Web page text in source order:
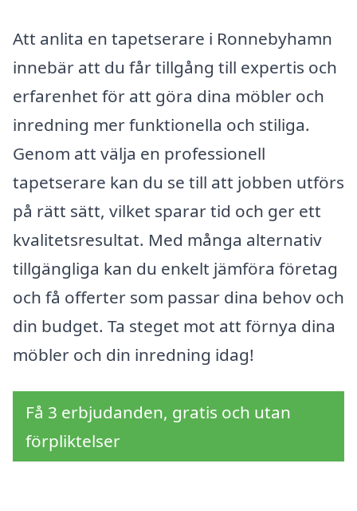
Att anlita en tapetserare i Ronnebyhamn
innebär att du får tillgång till expertis och
erfarenhet för att göra dina möbler och
inredning mer funktionella och stiliga.
Genom att välja en professionell
tapetserare kan du se till att jobben utförs
på rätt sätt, vilket sparar tid och ger ett
kvalitetsresultat. Med många alternativ
tillgängliga kan du enkelt jämföra företag
och få offerter som passar dina behov och
din budget. Ta steget mot att förnya dina
möbler och din inredning idag!
Få 3 erbjudanden, gratis och utan
förpliktelser